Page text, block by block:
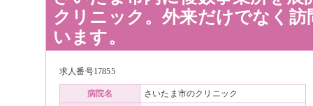
クリニック。外来だけでなく訪
います。
求人番号17855
病院名 さいたま市のクリニック